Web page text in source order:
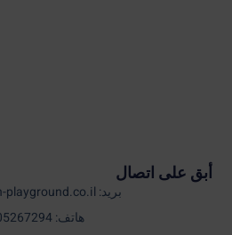
أبق على اتصال
بريد: info@oren-playground.co.il
هاتف: 0505267294